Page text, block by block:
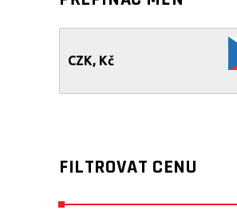
CZK, Kč
FILTROVAT CENU